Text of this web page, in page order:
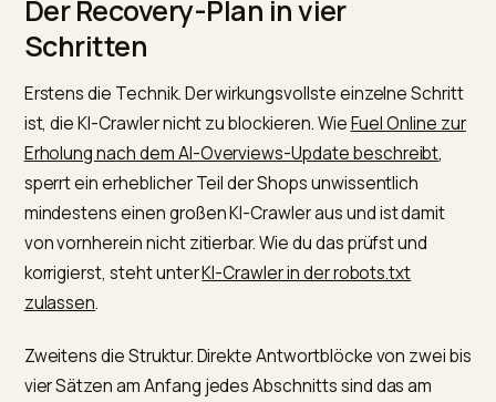
Impressionen und
Klicks fallen
Technik
prüfen
Klicks aus KI-
Quellen steigen
Verkehr verlagert
sich
KI-Kanäle
gezielt
ausbauen
Crawler-Zugriffe
fehlen in den Logs
KI-Bots blockiert
robots.txt
korrigieren
Der Recovery-Plan in vier
Schritten